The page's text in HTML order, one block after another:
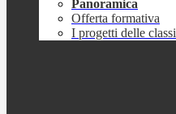
Panoramica
Offerta formativa
I progetti delle classi